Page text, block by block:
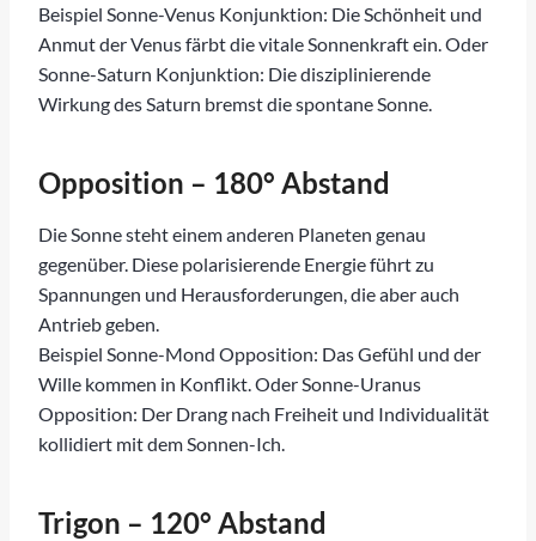
Beispiel Sonne-Venus Konjunktion: Die Schönheit und
Anmut der Venus färbt die vitale Sonnenkraft ein. Oder
Sonne-Saturn Konjunktion: Die disziplinierende
Wirkung des Saturn bremst die spontane Sonne.
Opposition – 180° Abstand
Die Sonne steht einem anderen Planeten genau
gegenüber. Diese polarisierende Energie führt zu
Spannungen und Herausforderungen, die aber auch
Antrieb geben.
Beispiel Sonne-Mond Opposition: Das Gefühl und der
Wille kommen in Konflikt. Oder Sonne-Uranus
Opposition: Der Drang nach Freiheit und Individualität
kollidiert mit dem Sonnen-Ich.
Trigon – 120° Abstand